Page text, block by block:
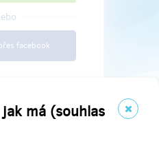
má (souhlas
facebook